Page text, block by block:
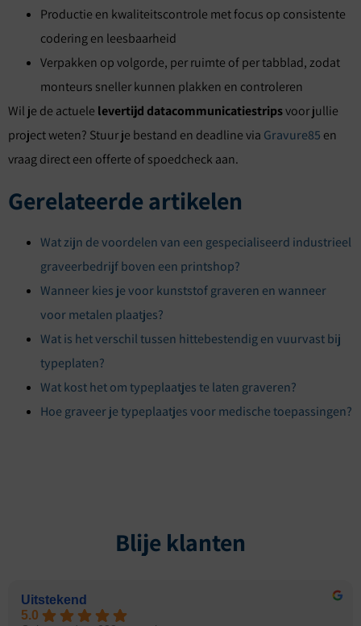
Productie en kwaliteitscontrole met focus op consistente
codering en leesbaarheid
Verpakken op volgorde, per ruimte of per tabblad, zodat
monteurs sneller kunnen plakken en controleren
Wil je de actuele levertijd datacommunicatiestripsvoor jullie
project weten? Stuur je bestand en deadline via Gravure85 en
vraag direct een offerte of spoedcheck aan.
Gerelateerde artikelen
Wat zijn de voordelen van een gespecialiseerd industrieel
graveerbedrijf boven een printshop?
Wanneer kies je voor kunststof graveren en wanneer
voor metalen plaatjes?
Wat is het verschil tussen hittebestendig en vuurvast bij
typeplaten?
Wat kost het om typeplaatjes te laten graveren?
Hoe graveer je typeplaatjes voor medische toepassingen?
Blije klanten
Uitstekend
5.0